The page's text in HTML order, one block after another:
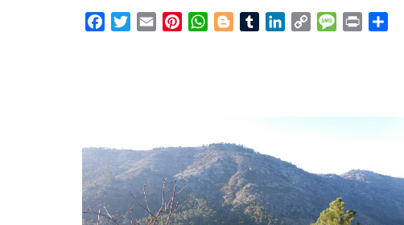
FacebookTwitterEmail PinterestWhatsAppBloggerTumblrLinkedIn
Copy
Message
Print